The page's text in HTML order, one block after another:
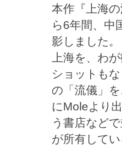
本作『上海
ら6年間、中
影しました
上海を、わ
ショットも
の「流儀」
にMoleより
う書店など
が所有して